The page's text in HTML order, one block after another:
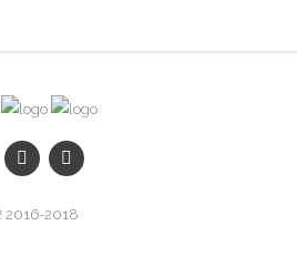
2016-2018